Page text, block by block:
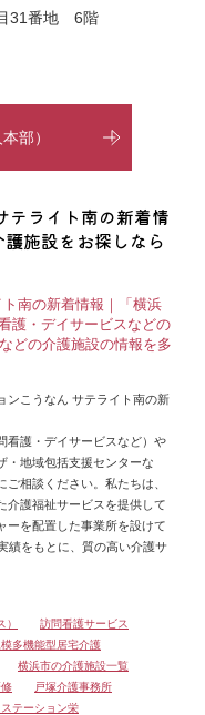
31番地 6階
部）
テライト南の新着情
施設をお探しなら
南の新着情報｜「横浜
護・デイサービスなどの
どの介護施設の情報を多
ンこうなん サテライト南の新
看護・デイサービスなど）や
・地域包括支援センターな
相談ください。私たちは、
介護福祉サービスを提供して
ーを配置した事業所を設けて
績をもとに、質の高い介護サ
訪問看護サービス
多機能型居宅介護
横浜市の介護施設一覧
戸塚介護事務所
テーション栄